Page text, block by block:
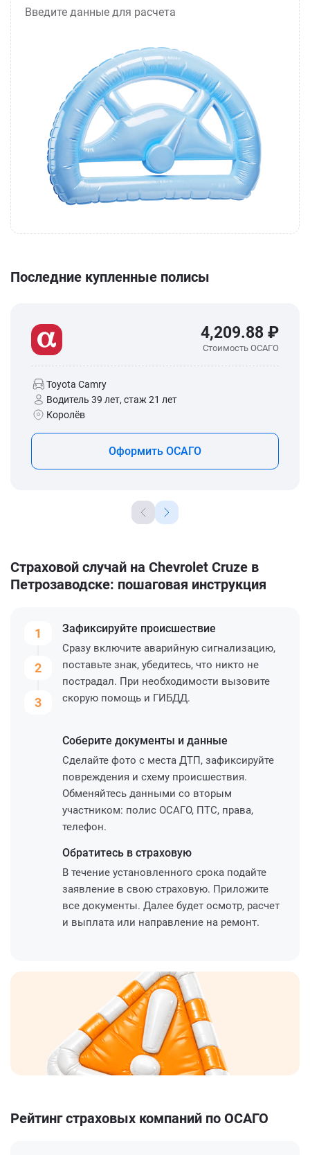
Введите данные для расчета
Последние купленные полисы
4,209.88 ₽
Стоимость ОСАГО
Toyota Camry
Водитель 39 лет, стаж 21 лет
Королёв
Оформить ОСАГО
Страховой случай на Chevrolet Cruze в
Петрозаводске: пошаговая инструкция
1
2
3
Зафиксируйте происшествие
Сразу включите аварийную сигнализацию,
поставьте знак, убедитесь, что никто не
пострадал. При необходимости вызовите
скорую помощь и ГИБДД.
Соберите документы и данные
Сделайте фото с места ДТП, зафиксируйте
повреждения и схему происшествия.
Обменяйтесь данными со вторым
участником: полис ОСАГО, ПТС, права,
телефон.
Обратитесь в страховую
В течение установленного срока подайте
заявление в свою страховую. Приложите
все документы. Далее будет осмотр, расчет
и выплата или направление на ремонт.
Рейтинг страховых компаний по ОСАГО